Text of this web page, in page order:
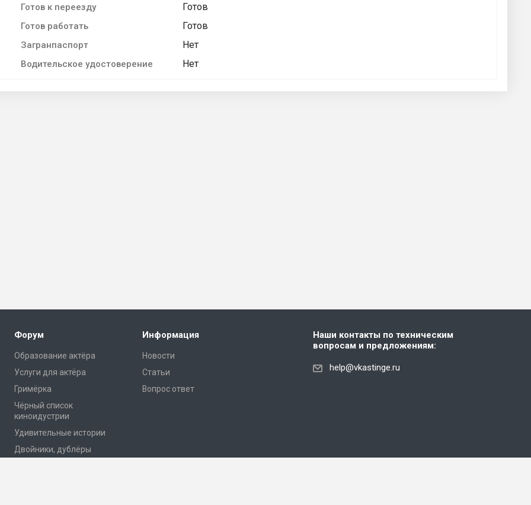
Готов к переезду Готов
Готов работать Готов
Загранпаспорт Нет
Водительское удостоверение Нет
Форум
Образование актёра
Услуги для актёра
Гримёрка
Чёрный список
киноидустрии
Удивительные истории
Двойники, дублёры
Информация
Новости
Статьи
Вопрос ответ
Наши контакты по техническим
вопросам и предложениям:
help@vkastinge.ru